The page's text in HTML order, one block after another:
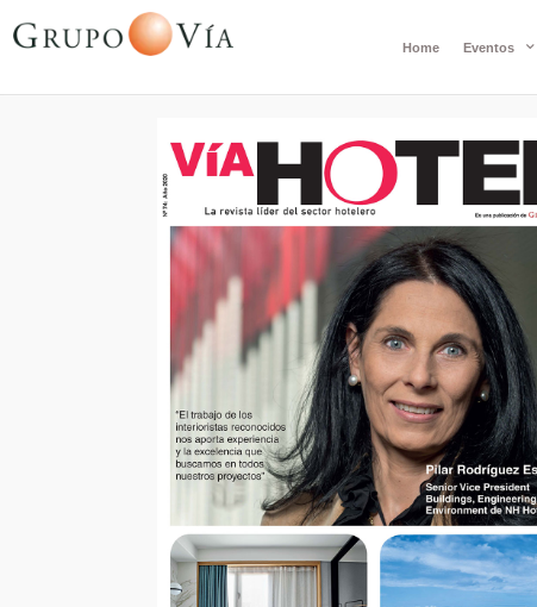
Home Eventos